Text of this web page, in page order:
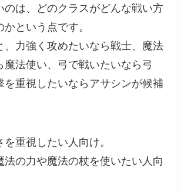
のは、どのクラスがどんな戦い方
という点です。
、力強く攻めたいなら戦士、魔法
魔法使い、弓で戦いたいなら弓
を重視したいならアサシンが候補
を重視したい人向け。
法の力や魔法の杖を使いたい人向